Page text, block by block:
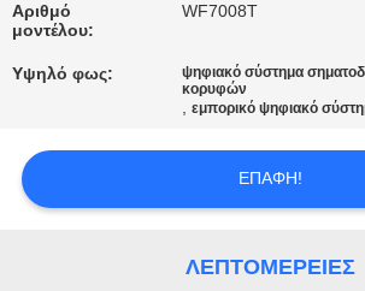
ΕΠΑΦΉ
ΜΕ
ΖΗΤΉΣΤΕ
Αριθμό
μοντέλου:
WF7008T
Υψηλό φως:
ψηφιακό σύστημα
κορυφών
,εμπορικό ψηφιακό
ΕΠΑΦΉ!
ΛΕΠΤΟΜΈΡΕΙΕΣ